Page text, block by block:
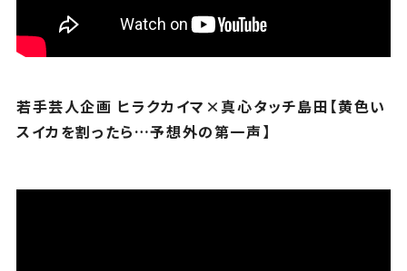
若手芸人企画 ヒラクカイマ×真心タッチ島田【黄色い
スイカを割ったら…予想外の第一声】